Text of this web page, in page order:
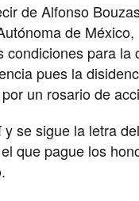
de Alfonso
de
condiciones para
pues la
un rosario de
y se sigue la letra
que pague los